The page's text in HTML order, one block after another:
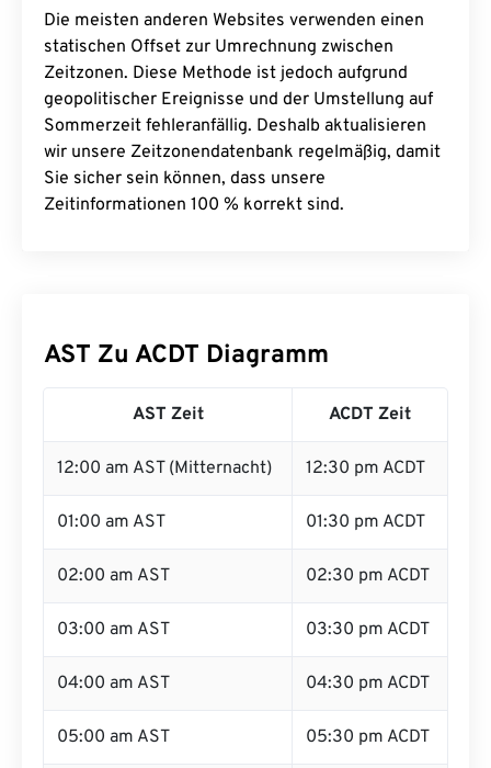
Die meisten anderen Websites verwenden einen
statischen Offset zur Umrechnung zwischen
Zeitzonen. Diese Methode ist jedoch aufgrund
geopolitischer Ereignisse und der Umstellung auf
Sommerzeit fehleranfällig. Deshalb aktualisieren
wir unsere Zeitzonendatenbank regelmäßig, damit
Sie sicher sein können, dass unsere
Zeitinformationen 100 % korrekt sind.
AST Zu ACDT Diagramm
AST Zeit ACDT Zeit
12:00 am AST (Mitternacht) 12:30 pm ACDT
01:00 am AST 01:30 pm ACDT
02:00 am AST 02:30 pm ACDT
03:00 am AST 03:30 pm ACDT
04:00 am AST 04:30 pm ACDT
05:00 am AST 05:30 pm ACDT